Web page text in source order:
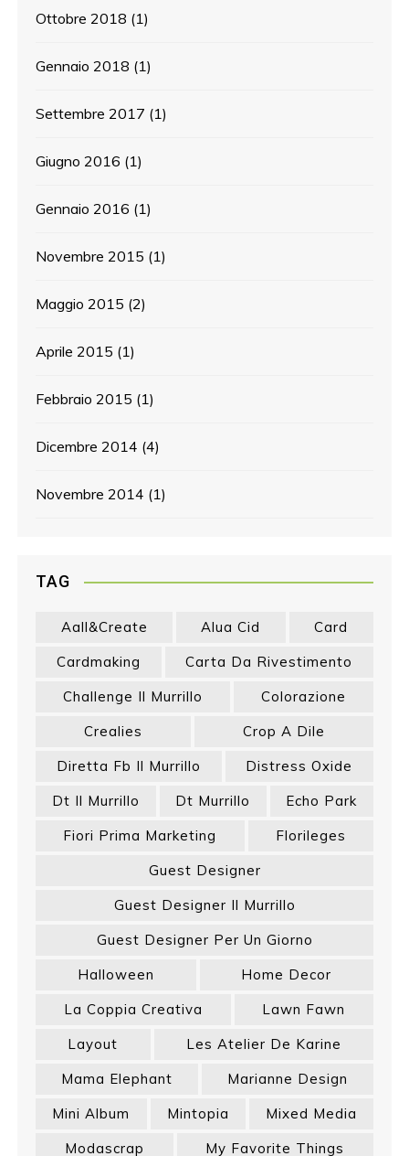
Ottobre 2018 (1)
Gennaio 2018 (1)
Settembre 2017 (1)
Giugno 2016 (1)
Gennaio 2016 (1)
Novembre 2015 (1)
Maggio 2015 (2)
Aprile 2015 (1)
Febbraio 2015 (1)
Dicembre 2014 (4)
Novembre 2014 (1)
TAG
Aall&create Alua Cid
Card
Cardmaking
Carta Da Rivestimento
Challenge Il Murrillo
Colorazione
Crealies
Crop A Dile
Diretta Fb Il Murrillo
Distress Oxide
Dt Il Murrillo
Dt Murrillo
Echo Park
Fiori Prima Marketing
Florileges
Guest Designer
Guest Designer Il Murrillo
Guest Designer Per Un Giorno
Halloween
Home Decor
La Coppia Creativa
Lawn Fawn
Layout
Les Atelier De Karine
Mama Elephant
Marianne Design
Mini Album
Mintopia
Mixed Media
Modascrap
My Favorite Things